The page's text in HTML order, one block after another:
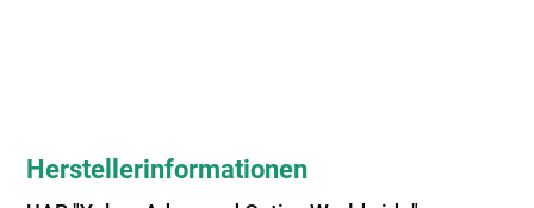
Herstellerinformationen